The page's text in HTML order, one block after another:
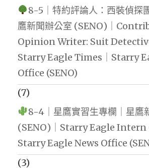
8-5｜特約評論人：西裝偵探
鷹新聞辦公室 (SENO)｜
Opinion Writer: Suit
Starry Eagle Times｜Starry
Office (SENO)
(7)
8-4｜星鷹實習生專欄｜星鷹
(SENO)｜Starry Eagle Intern
Starry Eagle News Office
(3)